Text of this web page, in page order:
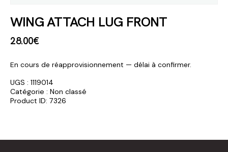
WING ATTACH LUG FRONT
28.00€
En cours de réapprovisionnement — délai à confirmer.
UGS : 1119014
Catégorie : Non classé
Product ID: 7326